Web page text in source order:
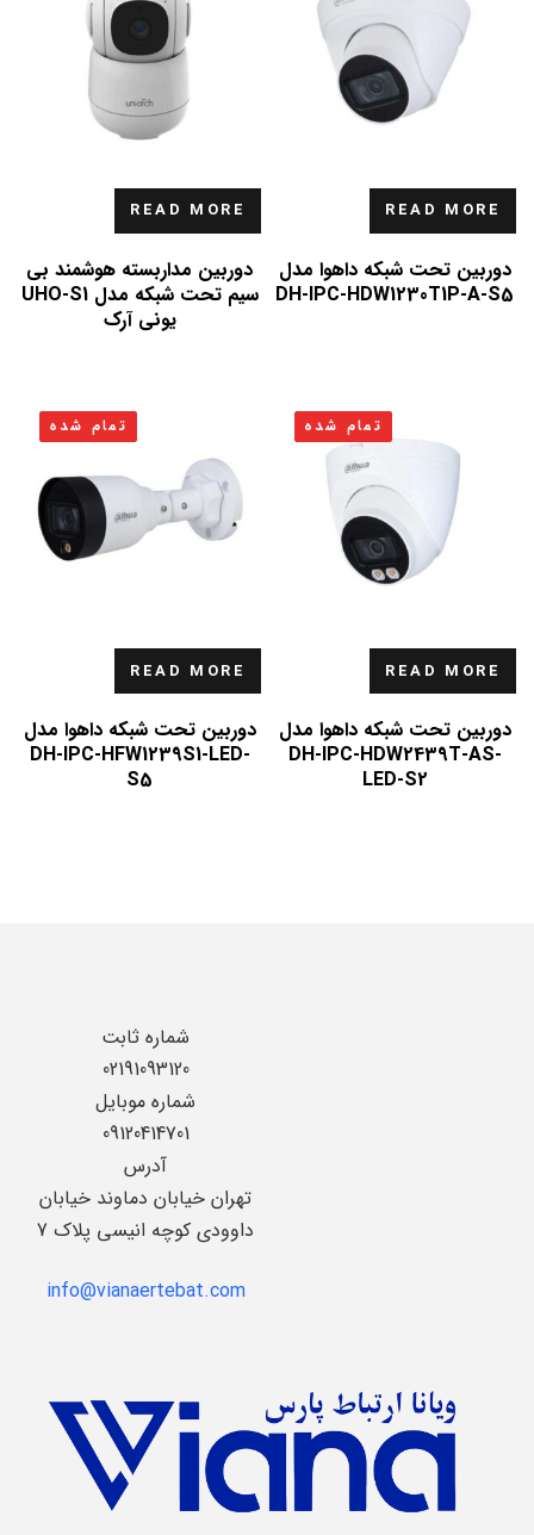
READ MORE
دوربین تحت شبکه داهوا مدل
DH-IPC-HDW1230T1P-A-S5
READ MORE
دوربین مداربسته هوشمند بی
سیم تحت شبکه مدل UHO-S1
یونی آرک
تمام شده
READ MORE
دوربین تحت شبکه داهوا مدل
DH-IPC-HDW2439T-AS-
LED-S2
تمام شده
READ MORE
دوربین تحت شبکه داهوا مدل
DH-IPC-HFW1239S1-LED-
S5
شماره ثابت
02191093120
شماره موبایل
09120414701
آدرس
تهران خیابان دماوند خیابان
داوودی کوچه انیسی پلاک 7
info@vianaertebat.com